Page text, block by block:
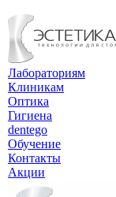
Лабораториям
Клиникам
Оптика
Гигиена
dentego
Обучение
Контакты
Акции